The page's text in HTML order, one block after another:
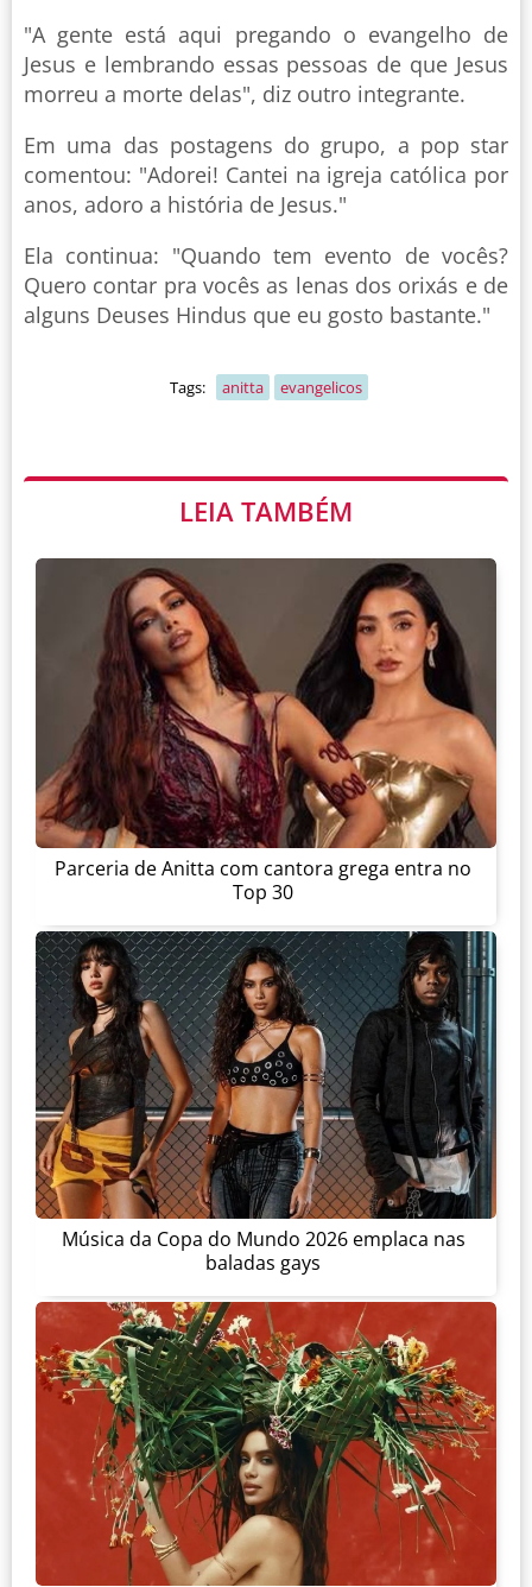
"A gente está aqui pregando o evangelho de
Jesus e lembrando essas pessoas de que Jesus
morreu a morte delas", diz outro integrante.
Em uma das postagens do grupo, a pop star
comentou: "Adorei! Cantei na igreja católica por
anos, adoro a história de Jesus."
Ela continua: "Quando tem evento de vocês?
Quero contar pra vocês as lenas dos orixás e de
alguns Deuses Hindus que eu gosto bastante."
Tags: anitta evangelicos
LEIA TAMBÉM
Parceria de Anitta com cantora grega entra no
Top 30
Música da Copa do Mundo 2026 emplaca nas
baladas gays